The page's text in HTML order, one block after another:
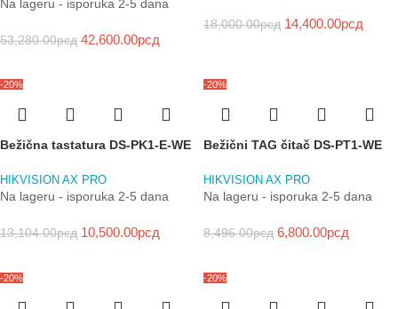
Na lageru - isporuka 2-5 dana
53,280.00рсд 42,600.00рсд
18,000.00рсд 14,400.00рсд
-20%
Bežična tastatura DS-PK1-E-WE
HIKVISION AX PRO
Na lageru - isporuka 2-5 dana
13,104.00рсд 10,500.00рсд
-20%
Bežični TAG čitač DS-PT1-WE
HIKVISION AX PRO
Na lageru - isporuka 2-5 dana
8,496.00рсд 6,800.00рсд
-20% -20%